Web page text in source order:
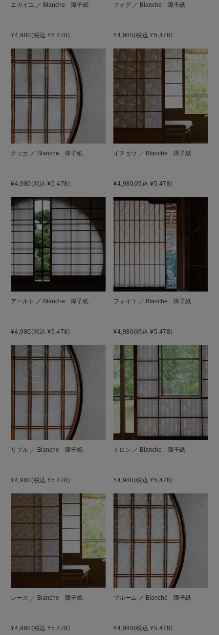
エカイユ ／ Blanche 障子紙
¥4,980(税込 ¥5,478)
フォグ ／ Blanche 障子紙
¥4,980(税込 ¥5,478)
クッカ ／ Blanche 障子紙
¥4,980(税込 ¥5,478)
イチョウ ／ Blanche 障子紙
¥4,980(税込 ¥5,478)
アールト ／ Blanche 障子紙
¥4,980(税込 ¥5,478)
フォイユ ／ Blanche 障子紙
¥4,980(税込 ¥5,478)
リプル ／ Blanche 障子紙
¥4,980(税込 ¥5,478)
トロン ／ Blanche 障子紙
¥4,980(税込 ¥5,478)
レース ／ Blanche 障子紙
¥4,980(税込 ¥5,478)
ブルーム ／ Blanche 障子紙
¥4,980(税込 ¥5,478)